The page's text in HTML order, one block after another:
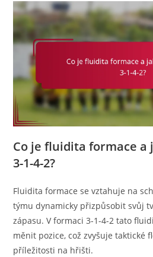
Co je fluidita formace a
3-1-4-2?
Fluidita formace se vztahuje na
týmu dynamicky přizpůsobit svůj
zápasu. V formaci 3-1-4-2 tato
měnit pozice, což zvyšuje taktické
příležitosti na hřišti.